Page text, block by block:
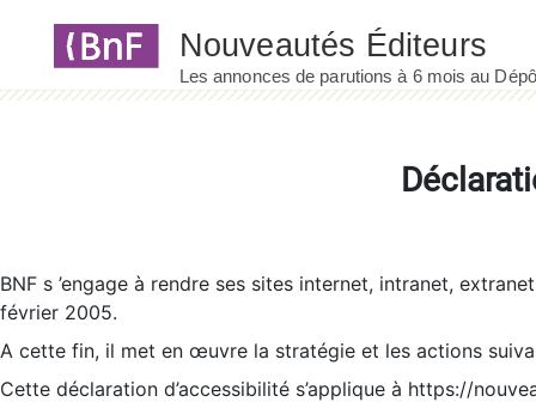
BNF s ’engage à rendre ses sites internet, intranet,
février 2005.
A cette fin, il met en œuvre la stratégie et les actions
Cette déclaration d’accessibilité s’applique à https://